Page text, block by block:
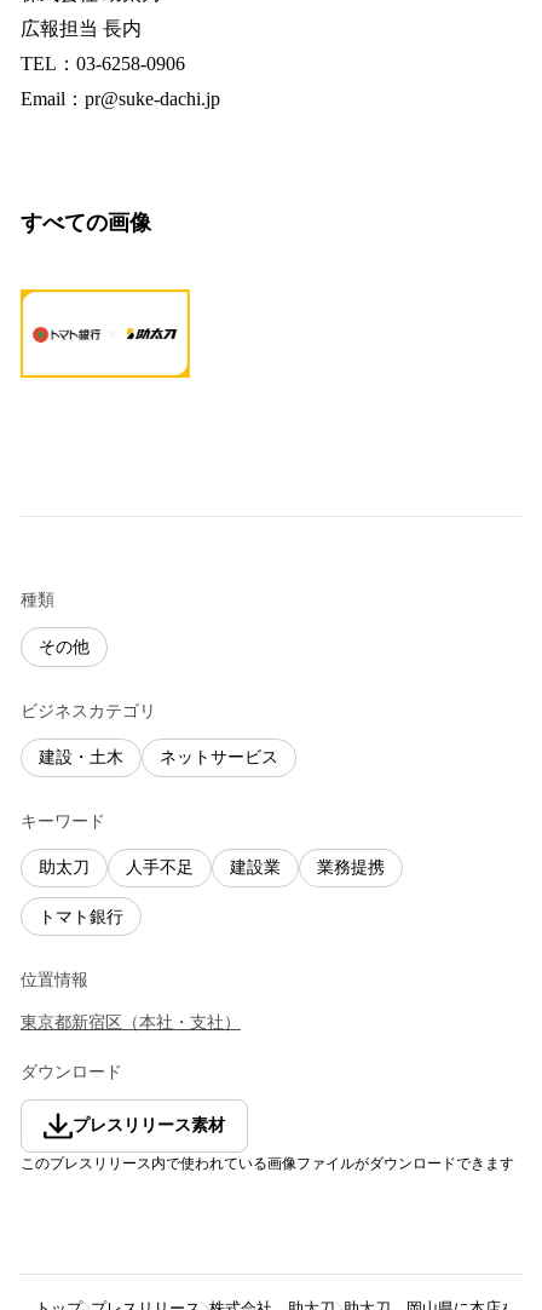
広報担当 長内
TEL：03-6258-0906
Email：pr@suke-dachi.jp
すべての画像
種類
その他
ビジネスカテゴリ
建設・土木 ネットサービス
キーワード
助太刀 人手不足 建設業 業務提携
トマト銀行
位置情報
東京都新宿区 （本社・支社 ）
ダウンロード
プレスリリース素材
このプレスリリース内で使われている画像ファイルがダウンロードできます